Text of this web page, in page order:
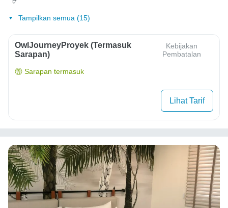
Tampilkan semua (15)
OwlJourneyProyek (Termasuk
Sarapan)
Kebijakan
Pembatalan
Sarapan termasuk
Lihat Tarif